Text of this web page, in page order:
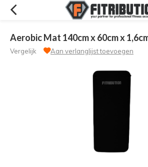
Aerobic Mat 140cm x 60cm x
Vergelijk Aan verlanglijst toevoegen